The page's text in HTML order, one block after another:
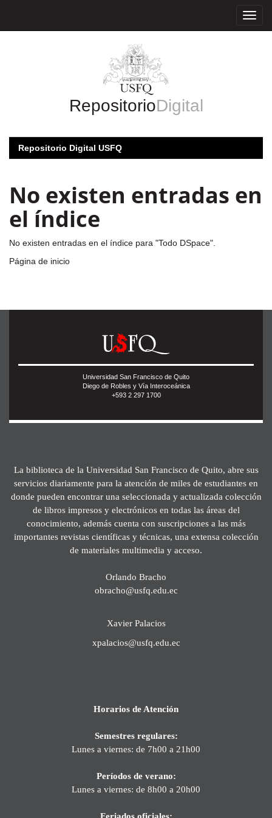
RepositorioDigital
Repositorio Digital USFQ
No existen entradas en
el índice
No existen entradas en el índice para "Todo DSpace".
Página de inicio
Universidad San Francisco de Quito
Diego de Robles y Vía Interoceánica
+593 2 297 1700
La biblioteca de la Universidad San Francisco de Quito, abre sus
servicios diariamente para la atención de miles de estudiantes en
donde pueden encontrar una seleccionada y actualizada colección
de libros impresos y electrónicos en todas las áreas del
conocimiento, además cuenta con suscripciones a las más
importantes revistas científicas y técnicas, una extensa colección
de materiales multimedia y acceso.
Orlando Bracho
obracho@usfq.edu.ec
Xavier Palacios
xpalacios@usfq.edu.ec
Horarios de Atención
Semestres regulares:
Lunes a viernes: de 7h00 a 21h00
Períodos de verano:
Lunes a viernes: de 8h00 a 20h00
Feriados oficiales: